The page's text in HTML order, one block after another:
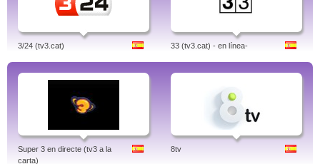
3/24 (tv3.cat) 33 (tv3.cat) - en línea-
Super 3 en directe (tv3 a la
carta)
8tv